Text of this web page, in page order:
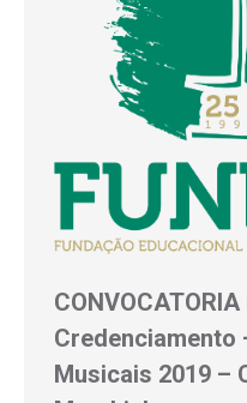
Credenciamento
Musicais 2019 –